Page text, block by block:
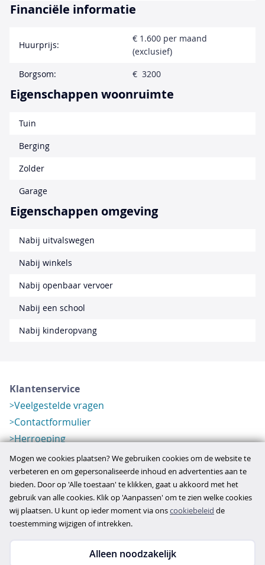
Financiële informatie
Huurprijs:
€ 1.600 per maand
(exclusief)
Borgsom:
€ 3200
Eigenschappen woonruimte
Tuin
Berging
Zolder
Garage
Eigenschappen omgeving
Nabij uitvalswegen
Nabij winkels
Nabij openbaar vervoer
Nabij een school
Nabij kinderopvang
Klantenservice
Veelgestelde vragen
Contactformulier
Herroeping
Over ons
Bedrijfsgegevens
Werkwijze
Overzichten
Verlopen aanbod
Mogen we cookies plaatsen? We gebruiken cookies om de website te
verbeteren en om gepersonaliseerde inhoud en advertenties aan te
bieden. Door op 'Alle toestaan' te klikken, gaat u akkoord met het
gebruik van alle cookies. Klik op 'Aanpassen' om te zien welke cookies
wij plaatsen. U kunt op ieder moment via onscookiebeleid de
toestemming wijzigen of intrekken.
Alleen noodzakelijk